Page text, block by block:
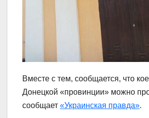
Вместе с тем, сообщается, что
Донецкой «провинции» можно
сообщает «Украинская правда».